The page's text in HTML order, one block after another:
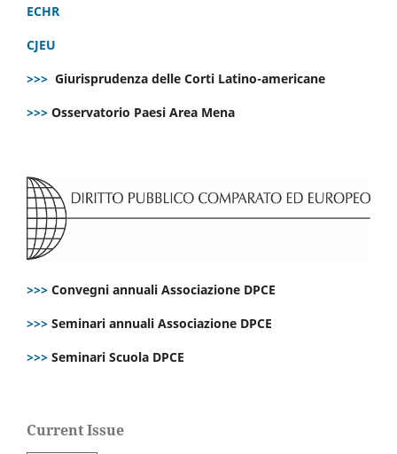
ECHR
CJEU
>>> Giurisprudenza delle Corti Latino-americane
>>> Osservatorio Paesi Area Mena
>>> Convegni annuali Associazione DPCE
>>> Seminari annuali Associazione DPCE
>>> Seminari Scuola DPCE
Current Issue